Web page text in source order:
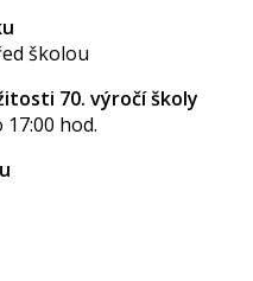
školou
70. výročí školy
17:00 hod.